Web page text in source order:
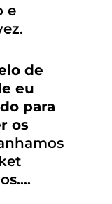
e
de
eu
para
os